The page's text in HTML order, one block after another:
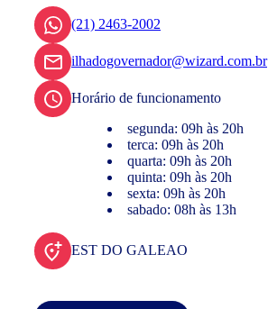
(21) 2463-2002
ilhadogovernador@wizard.com.br
Horário de funcionamento
segunda: 09h às 20h
terca: 09h às 20h
quarta: 09h às 20h
quinta: 09h às 20h
sexta: 09h às 20h
sabado: 08h às 13h
EST DO GALEAO